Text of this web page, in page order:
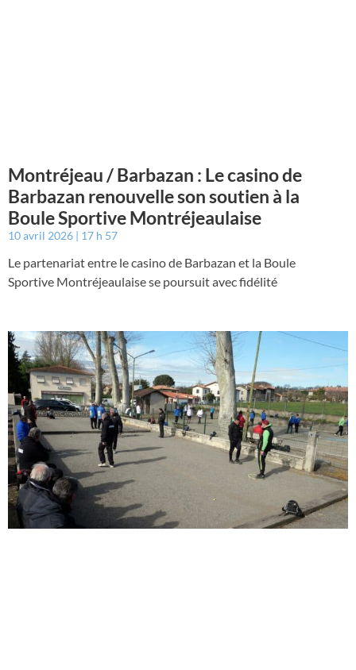
Montréjeau / Barbazan : Le casino de
Barbazan renouvelle son soutien à la
Boule Sportive Montréjeaulaise
10 avril 2026 17 h 57
Le partenariat entre le casino de Barbazan et la Boule
Sportive Montréjeaulaise se poursuit avec fidélité